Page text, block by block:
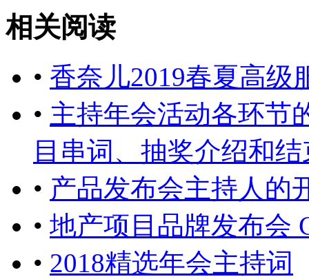
相关阅读
• 香奈儿2019春夏高级
• 主持年会活动各环节
目串词、抽奖介绍和
• 产品发布会主持人的
• 地产项目品牌发布会
• 2018精选年会主持词